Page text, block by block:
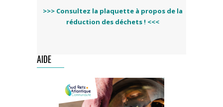
>>> Consultez la plaquette à propos de la
réduction des déchets ! <<<
AIDE